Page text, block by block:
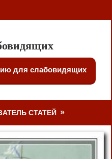
для слабовидящих
СТАТЕЙ